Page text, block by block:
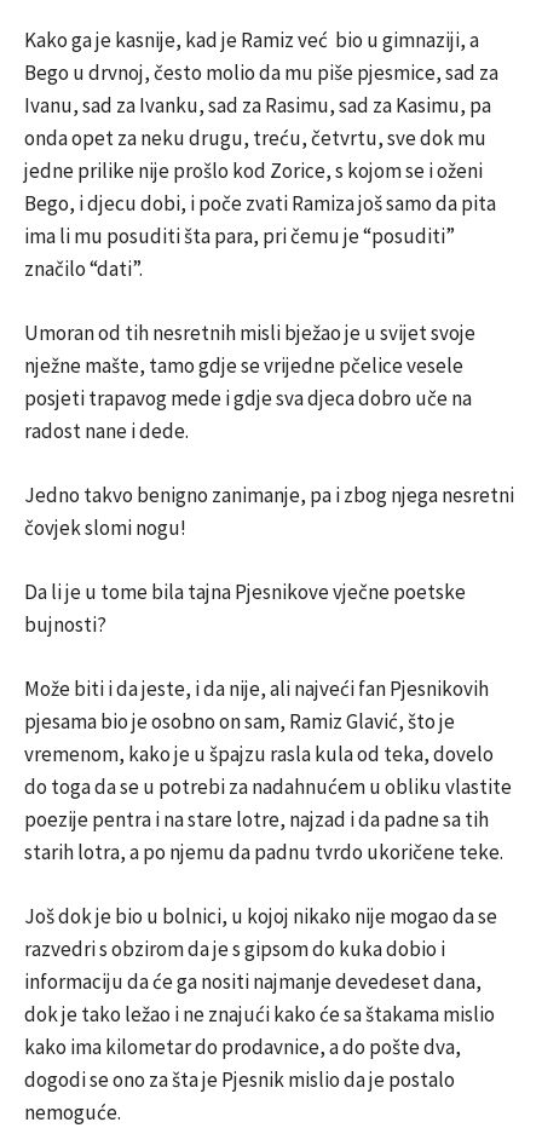
Kako ga je kasnije, kad je Ramiz već bio u gimnaziji, a
Bego u drvnoj, često molio da mu piše pjesmice, sad za
Ivanu, sad za Ivanku, sad za Rasimu, sad za Kasimu, pa
onda opet za neku drugu, treću, četvrtu, sve dok mu
jedne prilike nije prošlo kod Zorice, s kojom se i oženi
Bego, i djecu dobi, i poče zvati Ramiza još samo da pita
ima li mu posuditi šta para, pri čemu je “posuditi”
značilo “dati”.
Umoran od tih nesretnih misli bježao je u svijet svoje
nježne mašte, tamo gdje se vrijedne pčelice vesele
posjeti trapavog mede i gdje sva djeca dobro uče na
radost nane i dede.
Jedno takvo benigno zanimanje, pa i zbog njega nesretni
čovjek slomi nogu!
Da li je u tome bila tajna Pjesnikove vječne poetske
bujnosti?
Može biti i da jeste, i da nije, ali najveći fan Pjesnikovih
pjesama bio je osobno on sam, Ramiz Glavić, što je
vremenom, kako je u špajzu rasla kula od teka, dovelo
do toga da se u potrebi za nadahnućem u obliku vlastite
poezije pentra i na stare lotre, najzad i da padne sa tih
starih lotra, a po njemu da padnu tvrdo ukoričene teke.
Još dok je bio u bolnici, u kojoj nikako nije mogao da se
razvedri s obzirom da je s gipsom do kuka dobio i
informaciju da će ga nositi najmanje devedeset dana,
dok je tako ležao i ne znajući kako će sa štakama mislio
kako ima kilometar do prodavnice, a do pošte dva,
dogodi se ono za šta je Pjesnik mislio da je postalo
nemoguće.